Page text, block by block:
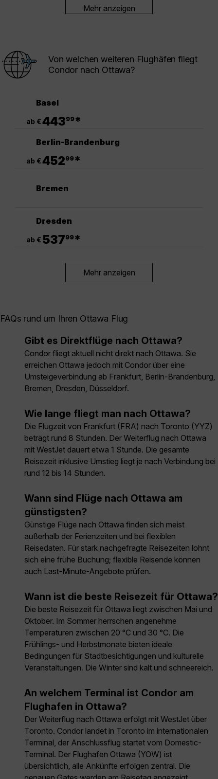
Mehr anzeigen
Von welchen weiteren Flughäfen fliegt
Condor nach Ottawa?
Basel
ab €44399*
Berlin-Brandenburg
ab €45299*
Bremen
Dresden
ab € 53799*
Mehr anzeigen
FAQs rund um Ihren Ottawa Flug
Gibt es Direktflüge nach Ottawa?
Condor fliegt aktuell nicht direkt nach Ottawa. Sie
erreichen Ottawa jedoch mit Condor über eine
Umsteigeverbindung ab Frankfurt, Berlin-Brandenburg,
Bremen, Dresden, Düsseldorf.
Wie lange fliegt man nach Ottawa?
Die Flugzeit von Frankfurt (FRA) nach Toronto (YYZ)
beträgt rund 8 Stunden. Der Weiterflug nach Ottawa
mit WestJet dauert etwa 1 Stunde. Die gesamte
Reisezeit inklusive Umstieg liegt je nach Verbindung bei
rund 12 bis 14 Stunden.
Wann sind Flüge nach Ottawa am
günstigsten?
Günstige Flüge nach Ottawa finden sich meist
außerhalb der Ferienzeiten und bei flexiblen
Reisedaten. Für stark nachgefragte Reisezeiten lohnt
sich eine frühe Buchung; flexible Reisende können
auch Last-Minute-Angebote prüfen.
Wann ist die beste Reisezeit für Ottawa?
Die beste Reisezeit für Ottawa liegt zwischen Mai und
Oktober. Im Sommer herrschen angenehme
Temperaturen zwischen 20 °C und 30 °C. Die
Frühlings- und Herbstmonate bieten ideale
Bedingungen für Stadtbesichtigungen und kulturelle
Veranstaltungen. Die Winter sind kalt und schneereich.
An welchem Terminal ist Condor am
Flughafen in Ottawa?
Der Weiterflug nach Ottawa erfolgt mit WestJet über
Toronto. Condor landet in Toronto im internationalen
Terminal, der Anschlussflug startet vom Domestic-
Terminal. Der Flughafen Ottawa (YOW) ist
übersichtlich, alle Ankünfte erfolgen zentral. Die